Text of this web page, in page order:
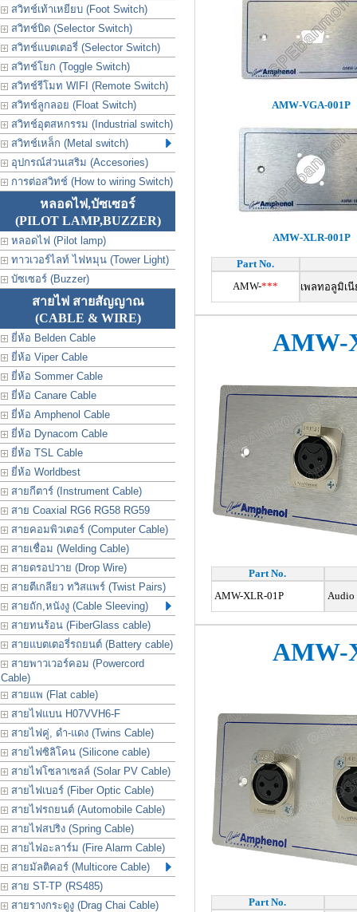
สวิทช์เท้าเหยียบ (Foot Switch)
สวิทช์บิด (Selector Switch)
สวิทช์แบตเตอรี่ (Selector Switch)
สวิทช์โยก (Toggle Switch)
สวิทช์รีโมท WIFI (Remote Switch)
สวิทช์ลูกลอย (Float Switch)
สวิทช์อุตสหกรรม (Industrial switch)
สวิทช์เหล็ก (Metal switch)
อุปกรณ์ส่วนเสริม (Accesories)
การต่อสวิทช์ (How to wiring Switch)
หลอดไฟ,บัซเซอร์
(PILOT LAMP,BUZZER)
หลอดไฟ (Pilot lamp)
ทาวเวอร์ไลท์ ไฟหมุน (Tower Light)
บัซเซอร์ (Buzzer)
สายไฟ สายสัญญาณ
(CABLE & WIRE)
ยี่ห้อ Belden Cable
ยี่ห้อ Viper Cable
ยี่ห้อ Sommer Cable
ยี่ห้อ Canare Cable
ยี่ห้อ Amphenol Cable
ยี่ห้อ Dynacom Cable
ยี่ห้อ TSL Cable
ยี่ห้อ Worldbest
สายกีตาร์ (Instrument Cable)
สาย Coaxial RG6 RG58 RG59
สายคอมพิวเตอร์ (Computer Cable)
สายเชื่อม (Welding Cable)
สายดรอปวาย (Drop Wire)
สายตีเกลียว ทวิสแพร์ (Twist Pairs)
สายถัก,หนังงู (Cable Sleeving)
สายทนร้อน (FiberGlass cable)
สายแบตเตอรี่รถยนต์ (Battery cable)
สายพาวเวอร์คอม (Powercord
Cable)
สายแพ (Flat cable)
สายไฟแบน H07VVH6-F
สายไฟคู่, ดำ-แดง (Twins Cable)
สายไฟซิลิโคน (Silicone cable)
สายไฟโซลาเซลล์ (Solar PV Cable)
สายไฟเบอร์ (Fiber Optic Cable)
สายไฟรถยนต์ (Automobile Cable)
สายไฟสปริง (Spring Cable)
สายไฟอะลาร์ม (Fire Alarm Cable)
สายมัลติคอร์ (Multicore Cable)
สาย ST-TP (RS485)
สายรางกระดูงู (Drag Chai Cable)
AMW-VGA-001P
AMW-XLR-001P
Part No.
AMW-*** เพลทอลูมิเนี
AMW-
Part No.
AMW-XLR-01P
Audio
AMW-
Part No.